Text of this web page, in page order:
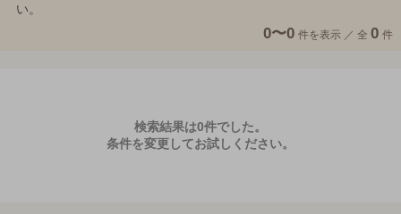
い。
0〜0 件を表示 ／ 全 0 件
検索結果は0件でした。
条件を変更してお試しください。